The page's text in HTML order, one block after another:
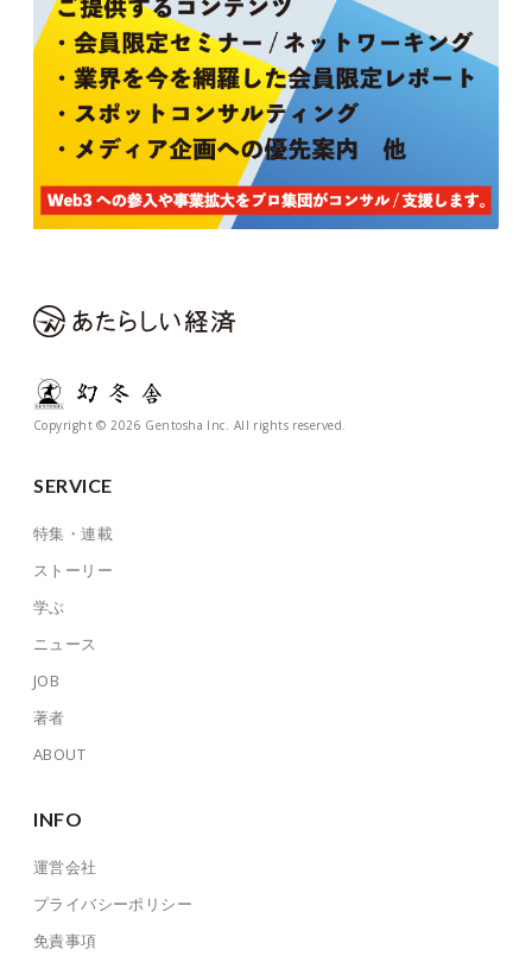
Copyright © 2026 Gentosha Inc. All rights reserved.
SERVICE
特集・連載
ストーリー
学ぶ
ニュース
JOB
著者
ABOUT
INFO
運営会社
プライバシーポリシー
免責事項